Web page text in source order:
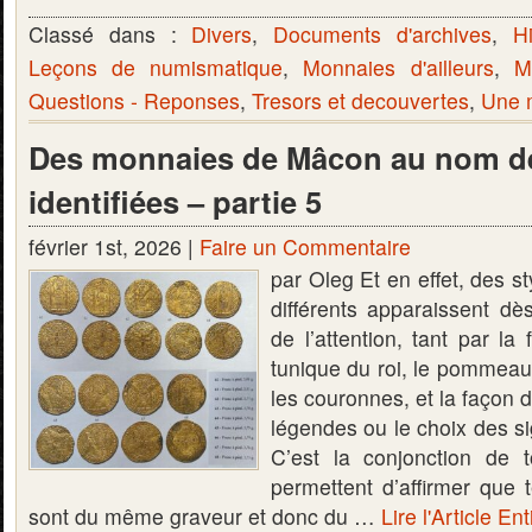
Classé dans : Divers, Documents d'archives,
Leçons de numismatique, Monnaies d'ailleurs,
Questions - Reponses, Tresors et decouvertes, Une
Des monnaies de Mâcon au nom
identifiées – partie 5
février 1st, 2026 | Faire un Commentaire
par Oleg Et en effet, des
différents apparaissent
de l’attention, tant par la
tunique du roi, le
les couronnes, et la façon
légendes ou le choix des
C’est la conjonction de
permettent d’affirmer
sont du même graveur et donc du … Lire l'Article